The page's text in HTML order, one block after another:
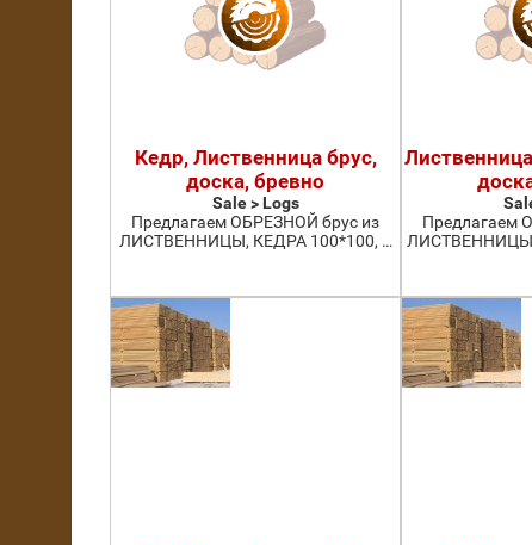
Кедр, Лиственница брус,
доска, бревно
Sale > Logs
Предлагаем ОБРЕЗНОЙ брус из
ЛИСТВЕННИЦЫ, КЕДРА 100*100, …
Предлагаем